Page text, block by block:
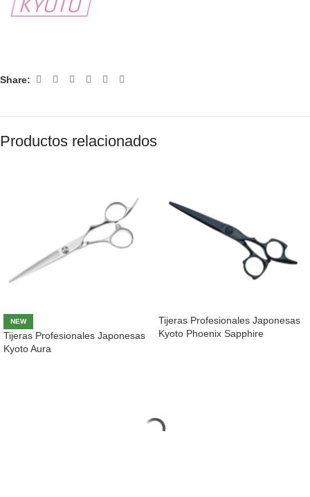
Share:
Productos relacionados
NEW
Tijeras Profesionales Japonesas
Kyoto Aura
Tijeras Profesionales Japonesas
Kyoto Phoenix Sapphire